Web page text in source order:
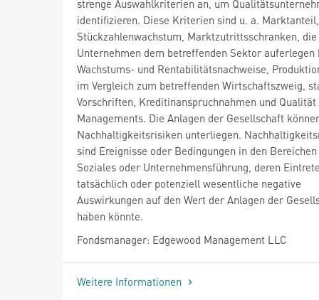
strenge Auswahlkriterien an, um
identifizieren. Diese Kriterien sind u. a. Marktanteil,
Stückzahlenwachstum, Marktzutrittsschranken, die
Unternehmen dem betreffenden Sektor auferlegen
Wachstums- und Rentabilitätsnachweise,
im Vergleich zum betreffenden Wirtschaftszweig,
Vorschriften, Kreditinanspruchnahmen und Qualität
Managements. Die Anlagen der Gesellschaft
Nachhaltigkeitsrisiken unterliegen.
sind Ereignisse oder Bedingungen in den
Soziales oder Unternehmensführung, deren
tatsächlich oder potenziell wesentliche negative
Auswirkungen auf den Wert der Anlagen der
haben könnte.
Fondsmanager: Edgewood Management LLC
Weitere Informationen